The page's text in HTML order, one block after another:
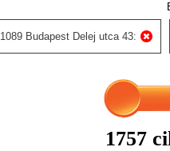
1089 Budapest Delej utca 43:
1757